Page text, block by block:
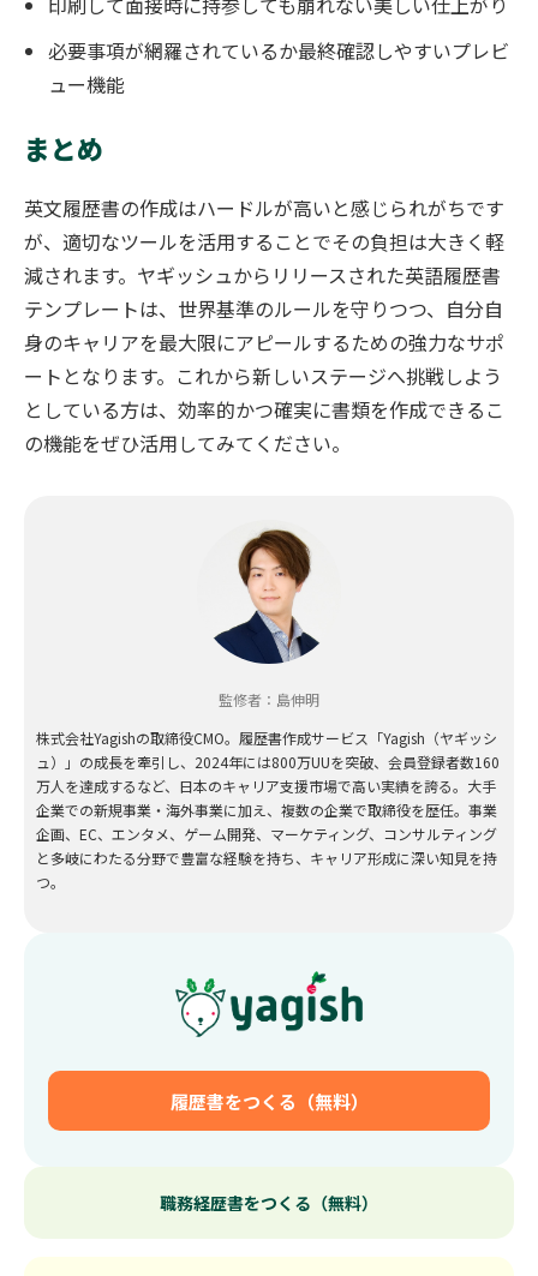
必要事項が網羅されているか最終確認しやすいプレビ
ュー機能
まとめ
英文履歴書の作成はハードルが高いと感じられがちです
が、適切なツールを活用することでその負担は大きく軽
減されます。ヤギッシュからリリースされた英語履歴書
テンプレートは、世界基準のルールを守りつつ、自分自
身のキャリアを最大限にアピールするための強力なサポ
ートとなります。これから新しいステージへ挑戦しよう
としている方は、効率的かつ確実に書類を作成できるこ
の機能をぜひ活用してみてください。
監修者：島伸明
株式会社Yagishの取締役CMO。履歴書作成サービス「Yagish（ヤギッシ
ュ）」の成長を牽引し、2024年には800万UUを突破、会員登録者数160
万人を達成するなど、日本のキャリア支援市場で高い実績を誇る。大手
企業での新規事業・海外事業に加え、複数の企業で取締役を歴任。事業
企画、EC、エンタメ、ゲーム開発、マーケティング、コンサルティング
と多岐にわたる分野で豊富な経験を持ち、キャリア形成に深い知見を持
つ。
履歴書をつくる（無料）
職務経歴書をつくる（無料）